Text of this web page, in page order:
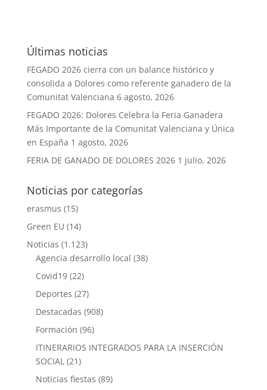
Últimas noticias
FEGADO 2026 cierra con un balance histórico y
consolida a Dolores como referente ganadero de la
Comunitat Valenciana 6 agosto, 2026
FEGADO 2026: Dolores Celebra la Feria Ganadera
Más Importante de la Comunitat Valenciana y Única
en España 1 agosto, 2026
FERIA DE GANADO DE DOLORES 2026 1 julio, 2026
Noticias por categorías
erasmus (15)
Green EU (14)
Noticias (1.123)
Agencia desarrollo local (38)
Covid19(22)
Deportes (27)
Destacadas (908)
Formación (96)
ITINERARIOS INTEGRADOS PARA LA INSERCIÓN
SOCIAL (21)
Noticias fiestas (89)